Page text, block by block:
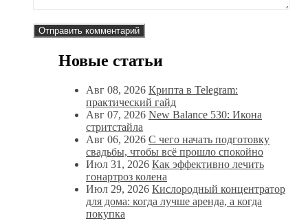
Новые статьи
Авг 08, 2026 Крипта в Telegram:
практический гайд
Авг 07, 2026 New Balance 530: Икона
стритстайла
Авг 06, 2026 С чего начать подготовку
свадьбы, чтобы всё прошло спокойно
Июл 31, 2026 Как эффективно лечить
гонартроз колена
Июл 29, 2026 Кислородный концентратор
для дома: когда лучше аренда, а когда
покупка